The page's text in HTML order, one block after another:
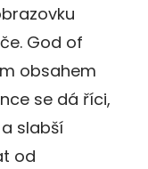
God of
obsahem
se dá říci,
slabší
od